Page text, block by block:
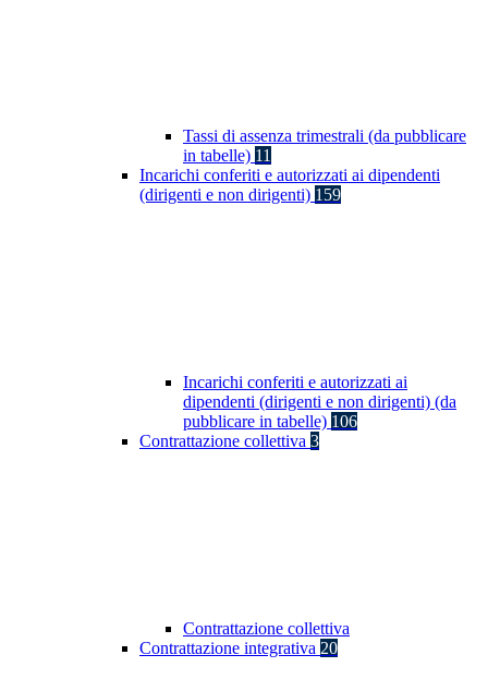
Tassi di assenza trimestrali (da pubblicare
in tabelle) 11
Incarichi conferiti e autorizzati ai dipendenti
(dirigenti e non dirigenti) 159
Incarichi conferiti e autorizzati ai
dipendenti (dirigenti e non dirigenti) (da
pubblicare in tabelle) 106
Contrattazione collettiva 3
Contrattazione collettiva
Contrattazione integrativa 20